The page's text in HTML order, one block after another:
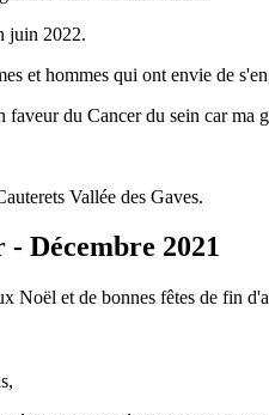
juin 2022.
et hommes qui ont envie de
du Cancer du sein car ma
Vallée des Gaves.
Décembre 2021
Noël et de bonnes fêtes de fin